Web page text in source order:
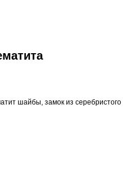
шайбы, замок из серебристого